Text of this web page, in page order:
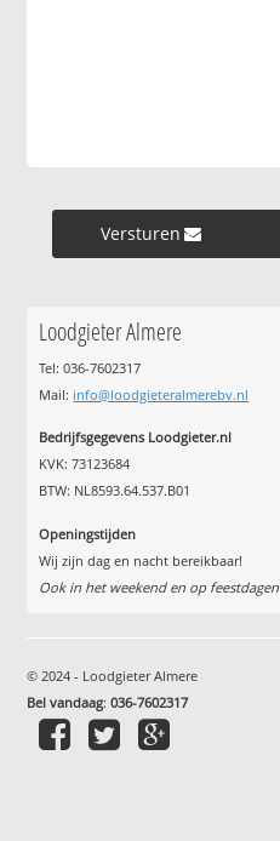
Versturen »
Loodgieter Almere
Tel: 036-7602317
Mail: info@loodgieteralmerebv.nl
Bedrijfsgegevens Loodgieter.nl
KVK: 73123684
BTW: NL8593.64.537.B01
Openingstijden
Wij zijn dag en nacht bereikbaar!
Ook in het weekend en op feestdagen
© 2024 - Loodgieter Almere
Bel vandaag:036-7602317